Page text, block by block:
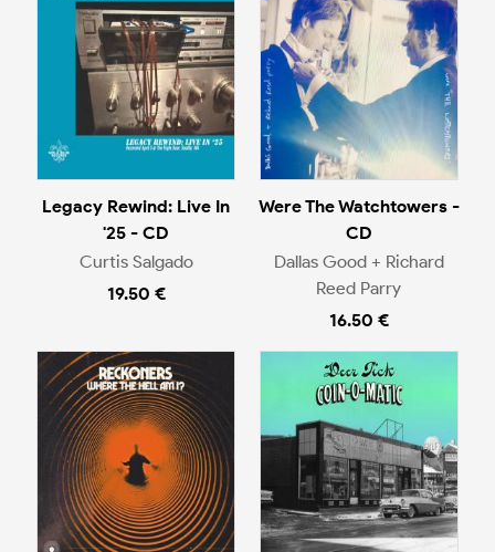
Legacy Rewind: Live In
'25 - CD
Curtis Salgado
19.50 €
Were The Watchtowers -
CD
Dallas Good + Richard
Reed Parry
16.50 €